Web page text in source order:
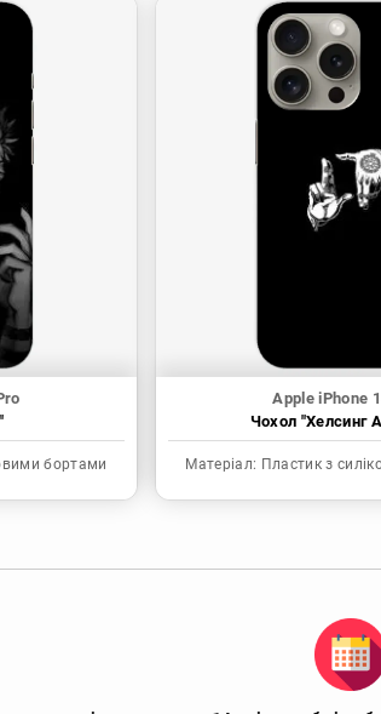
бортами
Apple iPhone
Чохол "Хелсинг
Матеріал: Пластик з